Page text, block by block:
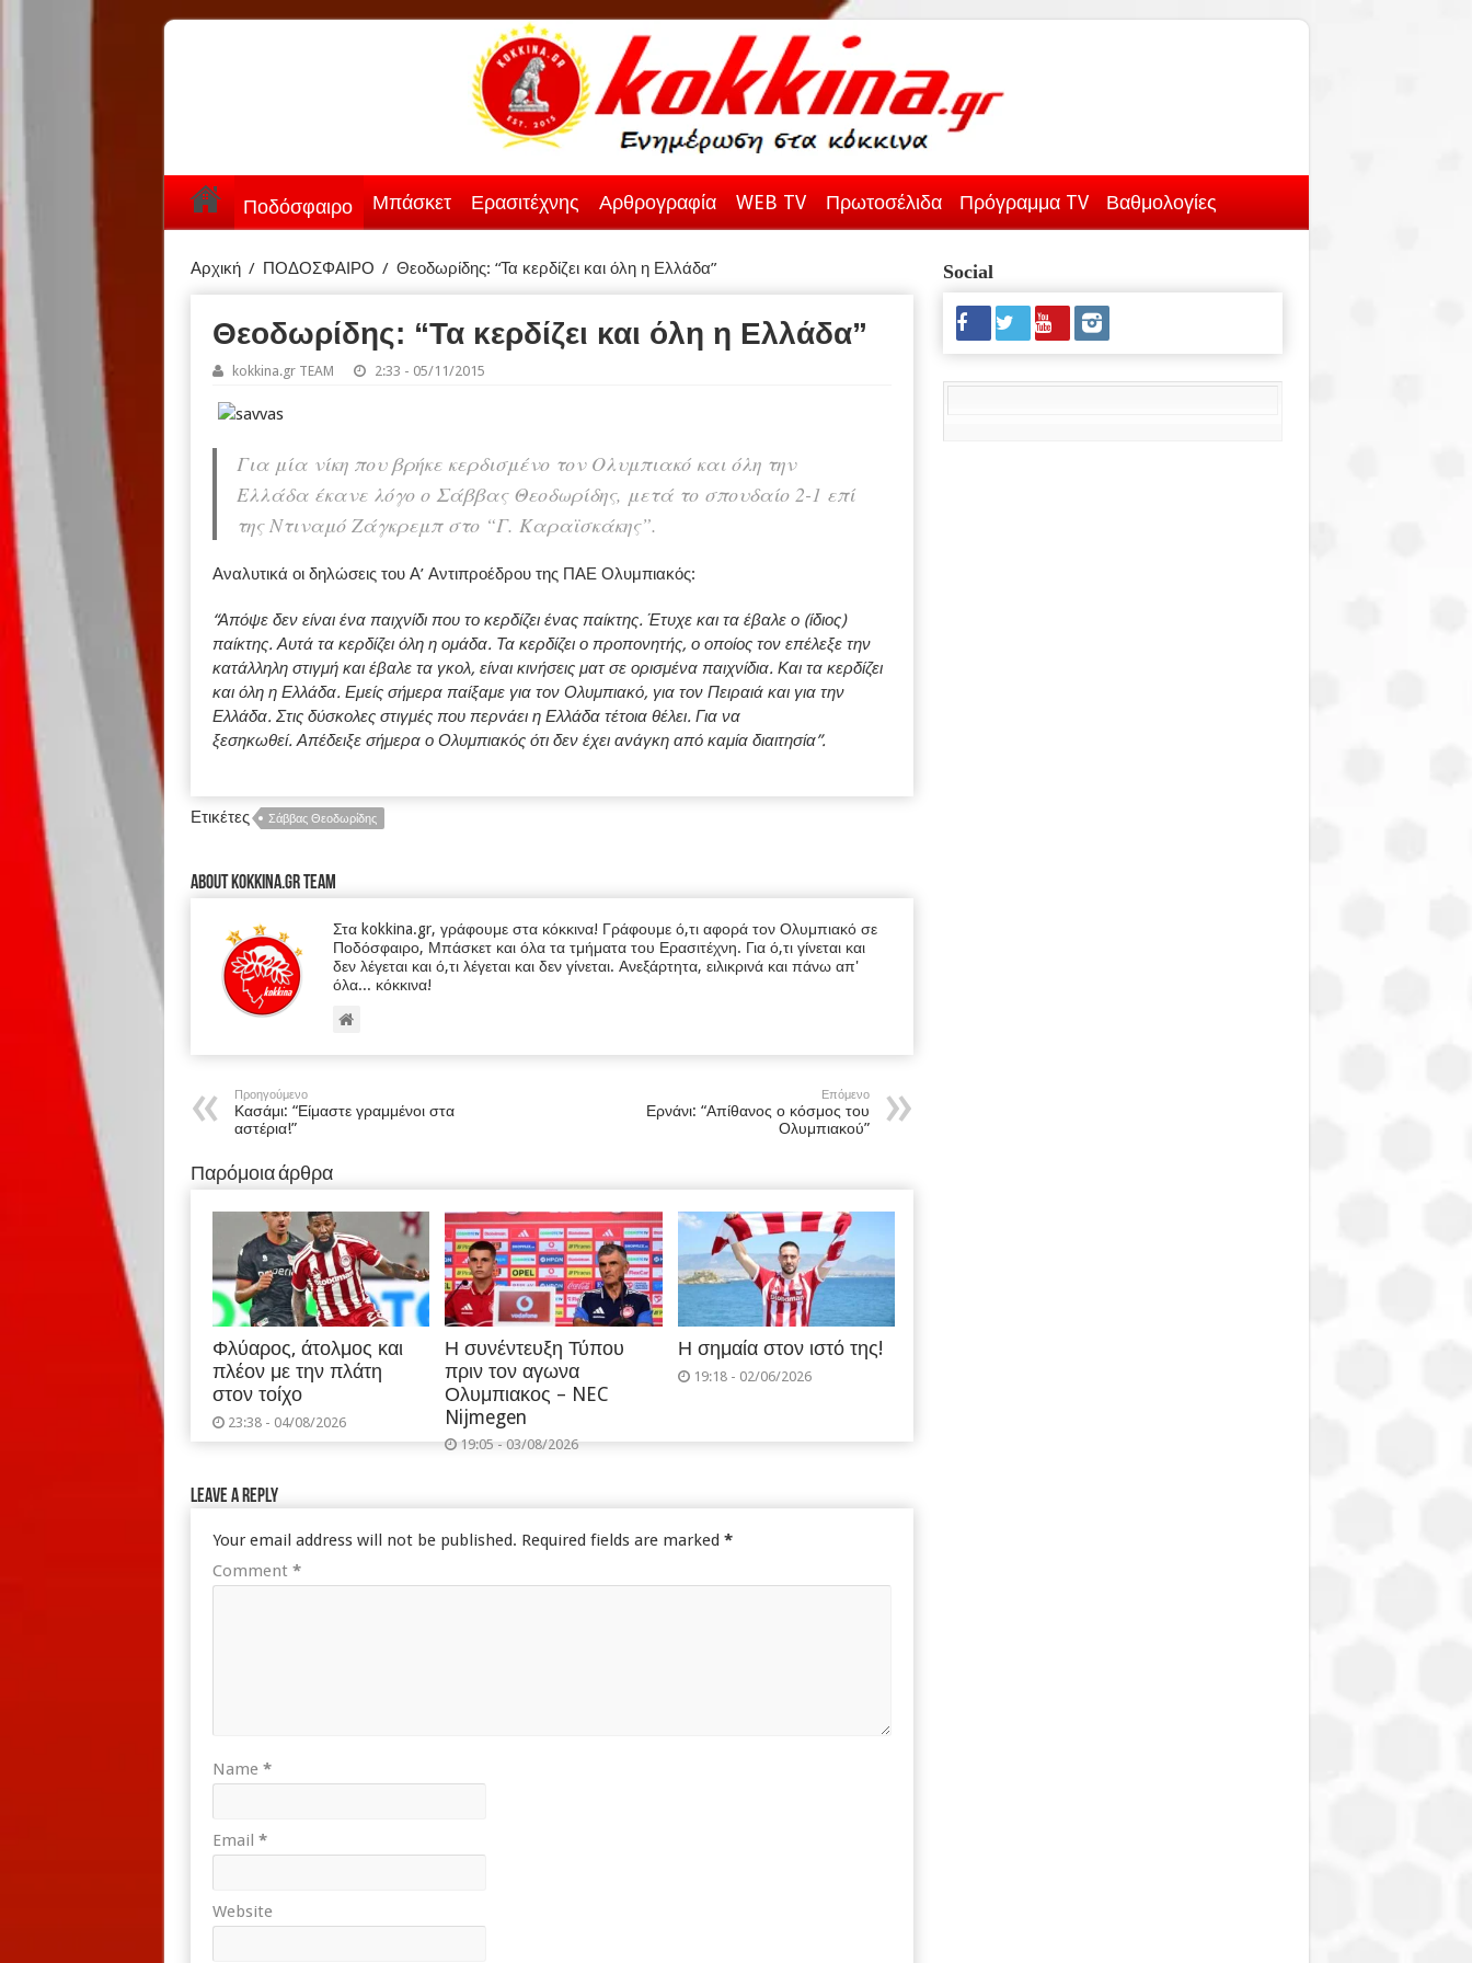
Ποδόσφαιρο Μπάσκετ Ερασιτέχνης Αρθρογραφία WEB TV Πρωτοσέλιδα Πρόγραμμα TV Βαθμολογίες
Αρχική / ΠΟΔΟΣΦΑΙΡΟ / Θεοδωρίδης: “Τα κερδίζει και όλη η Ελλάδα”
Θεοδωρίδης: “Τα κερδίζει και όλη η Ελλάδα”
kokkina.gr TEAM 2:33 - 05/11/2015
Για μία νίκη που βρήκε κερδισμένο τον Ολυμπιακό και όλη την
Ελλάδα έκανε λόγο ο Σάββας Θεοδωρίδης, μετά το σπουδαίο 2-1 επί
της Ντιναμό Ζάγκρεμπ στο “Γ. Καραϊσκάκης”.
Αναλυτικά οι δηλώσεις του Α’ Αντιπροέδρου της ΠΑΕ Ολυμπιακός:
“Απόψε δεν είναι ένα παιχνίδι που το κερδίζει ένας παίκτης. Έτυχε και τα έβαλε ο (ίδιος)
παίκτης. Αυτά τα κερδίζει όλη η ομάδα. Τα κερδίζει ο προπονητής, ο οποίος τον επέλεξε την
κατάλληλη στιγμή και έβαλε τα γκολ, είναι κινήσεις ματ σε ορισμένα παιχνίδια. Και τα κερδίζει
και όλη η Ελλάδα. Εμείς σήμερα παίξαμε για τον Ολυμπιακό, για τον Πειραιά και για την
Ελλάδα. Στις δύσκολες στιγμές που περνάει η Ελλάδα τέτοια θέλει. Για να
ξεσηκωθεί. Απέδειξε σήμερα ο Ολυμπιακός ότι δεν έχει ανάγκη από καμία διαιτησία”.
Ετικέτες Σάββας Θεοδωρίδης
About kokkina.gr TEAM
Στα kokkina.gr, γράφουμε στα κόκκινα! Γράφουμε ό,τι αφορά τον Ολυμπιακό σε
Ποδόσφαιρο, Μπάσκετ και όλα τα τμήματα του Ερασιτέχνη. Για ό,τι γίνεται και
δεν λέγεται και ό,τι λέγεται και δεν γίνεται. Ανεξάρτητα, ειλικρινά και πάνω απ'
όλα... κόκκινα!
Προηγούμενο
Κασάμι: “Είμαστε γραμμένοι στα
αστέρια!”
Επόμενο
Ερνάνι: “Απίθανος ο κόσμος του
Ολυμπιακού”
Παρόμοια άρθρα
Φλύαρος, άτολμος και
πλέον με την πλάτη
στον τοίχο
23:38 - 04/08/2026
Η συνέντευξη Τύπου
πριν τον αγωνα
Ολυμπιακος – NEC
Nijmegen
19:05 - 03/08/2026
Η σημαία στον ιστό της!
19:18 - 02/06/2026
Leave a Reply
Your email address will not be published. Required fields are marked *
Comment *
Name *
Email *
Website
Social